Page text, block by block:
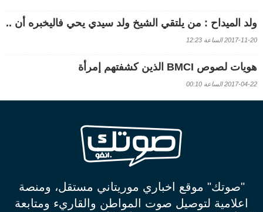
ولد الميداح : من يلتقي الشيخ ولد سيدي يحي فاليخبره أن ..
2017-11-20 الساعة 12:23
هويات لصوص BMCI الذين كشفتهم إمرأة
2017-04-22 الساعة 00:10
"صوتك" موقع اخباري موريتاني مستقل، ومنصة
اعلامية لتوصيل صوت المواطن والقاريء ومتابعة